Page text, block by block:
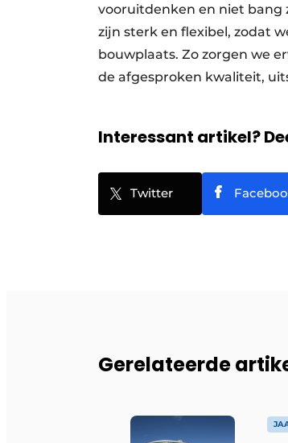
vooruitdenken en niet bang
zijn sterk en flexibel, zodat
bouwplaats. Zo zorgen we
de afgesproken kwaliteit,
Interessant artikel?
Twitter
Gerelateerde